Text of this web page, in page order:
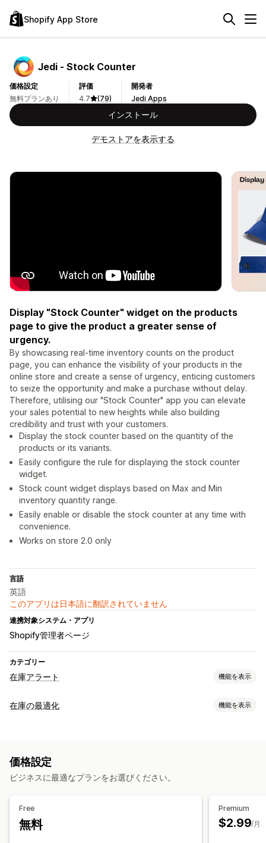
Shopify App Store
Jedi ‑ Stock Counter
価格設定
無料プランあり
評価
4.7
(79)
開発者
Jedi Apps
インストール
デモストアを表示する
Display "Stock Counter" widget on the products
page to give the product a greater sense of
urgency.
By showcasing real-time inventory counts on the product
page, you can enhance the visibility of your products in the
online store and create a sense of urgency, enticing customers
to seize the opportunity and make a purchase without delay.
Therefore, utilising our "Stock Counter" app you can elevate
your sales potential to new heights while also building
credibility and trust with your customers.
Display the stock counter based on the quantity of the
products or its variants.
Easily configure the rule for displaying the stock counter
widget.
Stock count widget displays based on Max and Min
inventory quantity range.
Easily enable or disable the stock counter at any time with
convenience.
Works on store 2.0 only
言語
英語
このアプリは日本語に翻訳されていません
連携対象システム・アプリ
Shopify管理者ページ
カテゴリー
在庫アラート 機能を表示
通知
アラート設定
分析とレポート
在庫の最適化 機能を表示
通知と分析
価格設定
ビジネスに最適なプランをお選びください。
Free
無料
Premium
$2.99/月